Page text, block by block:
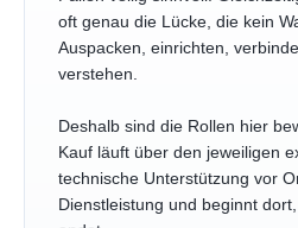
oft genau die Lücke, die kein
Auspacken, einrichten,
verstehen.
Deshalb sind die Rollen hier
Kauf läuft über den jeweiligen
technische Unterstützung vor
Dienstleistung und beginnt